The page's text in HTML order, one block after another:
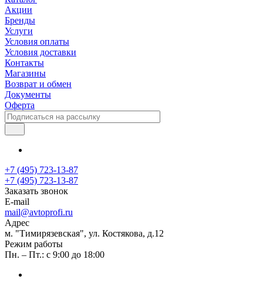
Акции
Бренды
Услуги
Условия оплаты
Условия доставки
Контакты
Магазины
Возврат и обмен
Документы
Оферта
+7 (495) 723-13-87
+7 (495) 723-13-87
Заказать звонок
E-mail
mail@avtoprofi.ru
Адрес
м. "Тимирязевская", ул. Костякова, д.12
Режим работы
Пн. – Пт.: с 9:00 до 18:00